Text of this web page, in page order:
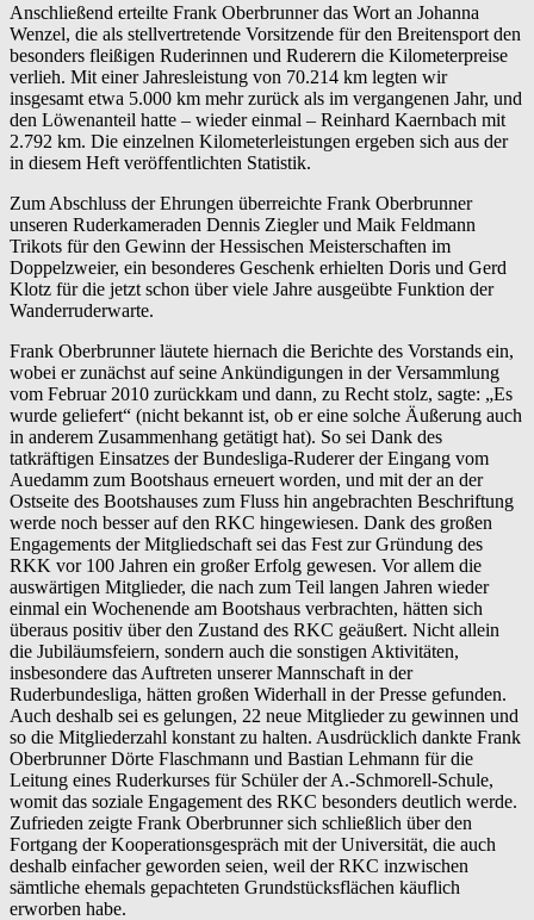
Anschließend erteilte Frank Oberbrunner das Wort an Johanna
Wenzel, die als stellvertretende Vorsitzende für den Breitensport den
besonders fleißigen Ruderinnen und Ruderern die Kilometerpreise
verlieh. Mit einer Jahresleistung von 70.214 km legten wir
insgesamt etwa 5.000 km mehr zurück als im vergangenen Jahr, und
den Löwenanteil hatte – wieder einmal – Reinhard Kaernbach mit
2.792 km. Die einzelnen Kilometerleistungen ergeben sich aus der
in diesem Heft veröffentlichten Statistik.
Zum Abschluss der Ehrungen überreichte Frank Oberbrunner
unseren Ruderkameraden Dennis Ziegler und Maik Feldmann
Trikots für den Gewinn der Hessischen Meisterschaften im
Doppelzweier, ein besonderes Geschenk erhielten Doris und Gerd
Klotz für die jetzt schon über viele Jahre ausgeübte Funktion der
Wanderruderwarte.
Frank Oberbrunner läutete hiernach die Berichte des Vorstands ein,
wobei er zunächst auf seine Ankündigungen in der Versammlung
vom Februar 2010 zurückkam und dann, zu Recht stolz, sagte: „Es
wurde geliefert“ (nicht bekannt ist, ob er eine solche Äußerung auch
in anderem Zusammenhang getätigt hat). So sei Dank des
tatkräftigen Einsatzes der Bundesliga-Ruderer der Eingang vom
Auedamm zum Bootshaus erneuert worden, und mit der an der
Ostseite des Bootshauses zum Fluss hin angebrachten Beschriftung
werde noch besser auf den RKC hingewiesen. Dank des großen
Engagements der Mitgliedschaft sei das Fest zur Gründung des
RKK vor 100 Jahren ein großer Erfolg gewesen. Vor allem die
auswärtigen Mitglieder, die nach zum Teil langen Jahren wieder
einmal ein Wochenende am Bootshaus verbrachten, hätten sich
überaus positiv über den Zustand des RKC geäußert. Nicht allein
die Jubiläumsfeiern, sondern auch die sonstigen Aktivitäten,
insbesondere das Auftreten unserer Mannschaft in der
Ruderbundesliga, hätten großen Widerhall in der Presse gefunden.
Auch deshalb sei es gelungen, 22 neue Mitglieder zu gewinnen und
so die Mitgliederzahl konstant zu halten. Ausdrücklich dankte Frank
Oberbrunner Dörte Flaschmann und Bastian Lehmann für die
Leitung eines Ruderkurses für Schüler der A.-Schmorell-Schule,
womit das soziale Engagement des RKC besonders deutlich werde.
Zufrieden zeigte Frank Oberbrunner sich schließlich über den
Fortgang der Kooperationsgespräch mit der Universität, die auch
deshalb einfacher geworden seien, weil der RKC inzwischen
sämtliche ehemals gepachteten Grundstücksflächen käuflich
erworben habe.